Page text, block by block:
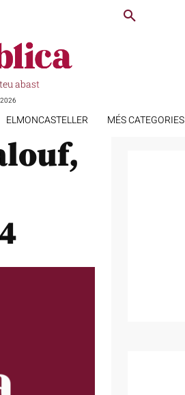
abast
ELMONCASTELLER MÉS CATEGORIES